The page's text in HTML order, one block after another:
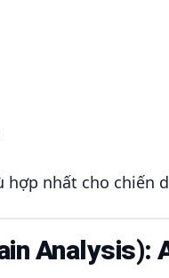
nhất cho chiến
Analysis):